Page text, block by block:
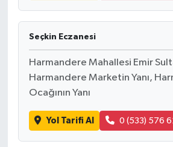
Seçkin Eczanesi
Harmandere Mahallesi Emir
Harmandere Marketin Yanı,
Ocağının Yanı
Yol Tarifi Al 0 (533) 576